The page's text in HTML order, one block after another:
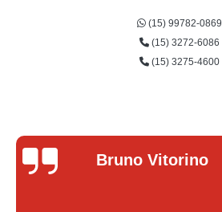
(15) 99782-0869
(15) 3272-6086
(15) 3275-4600
Bruno Vitorino